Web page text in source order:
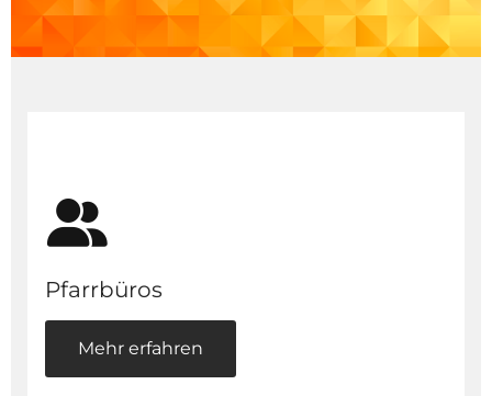
Pfarrbüros
Mehr erfahren